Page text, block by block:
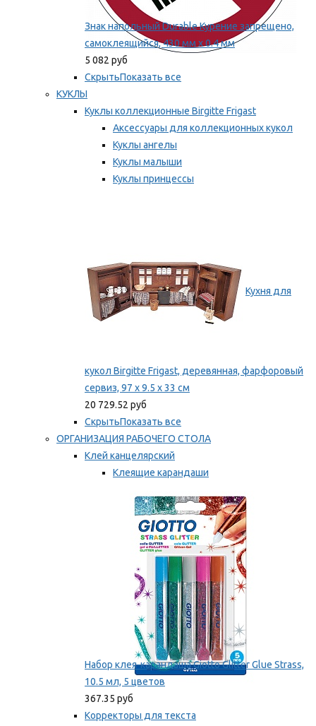
Знак напольный Durable Курение запрещено,
самоклеящийся, 430 мм х 0.4 мм
5 082 руб
СкрытьПоказать все
КУКЛЫ
Куклы коллекционные Birgitte Frigast
Аксессуары для коллекционных кукол
Куклы ангелы
Куклы малыши
Куклы принцессы
Кухня для
кукол Birgitte Frigast, деревянная, фарфоровый
сервиз, 97 x 9.5 x 33 см
20 729.52 руб
СкрытьПоказать все
ОРГАНИЗАЦИЯ РАБОЧЕГО СТОЛА
Клей канцелярский
Клеящие карандаши
Мы рекомендуем
Набор клея-карандаша Giotto Glitter Glue Strass,
10.5 мл, 5 цветов
367.35 руб
Корректоры для текста